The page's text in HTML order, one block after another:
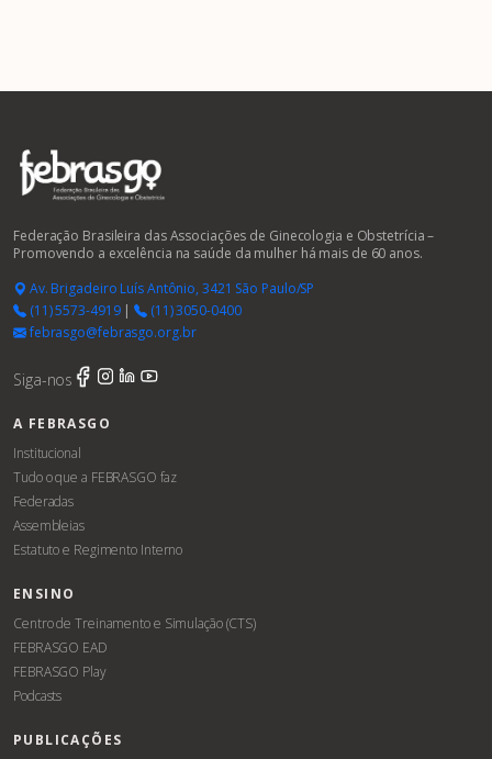
Federação Brasileira das Associações de Ginecologia e Obstetrícia –
Promovendo a excelência na saúde da mulher há mais de 60 anos.
Av. Brigadeiro Luís Antônio, 3421 São Paulo/SP
(11) 5573-4919|
(11) 3050-0400
febrasgo@febrasgo.org.br
Siga-nos
A FEBRASGO
Institucional
Tudo o que a FEBRASGO faz
Federadas
Assembleias
Estatuto e Regimento Interno
ENSINO
Centro de Treinamento e Simulação (CTS)
FEBRASGO EAD
FEBRASGO Play
Podcasts
PUBLICAÇÕES